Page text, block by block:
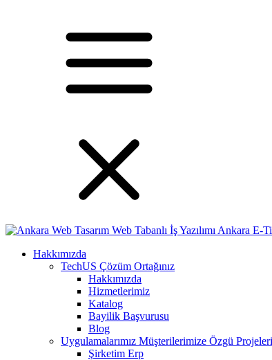
Hakkımızda
TechUS Çözüm Ortağınız
Hakkımızda
Hizmetlerimiz
Katalog
Bayilik Başvurusu
Blog
Uygulamalarımız Müşterilerimize Özgü
Şirketim Erp